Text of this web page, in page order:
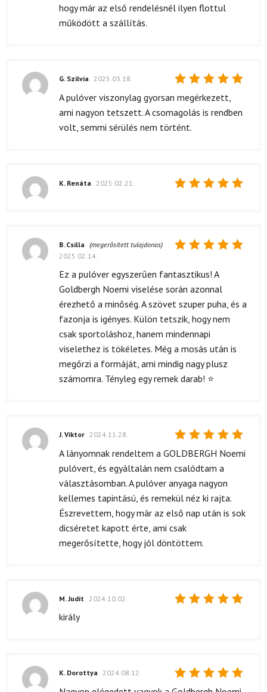
hogy már az első rendelésnél ilyen flottul
működött a szállítás.
Értékelés:
/ 5
G. Szilvia 2025.03.18.
A pulóver viszonylag gyorsan megérkezett,
ami nagyon tetszett. A csomagolás is rendben
volt, semmi sérülés nem történt.
K. Renáta 2025.02.21.
5/ 5
B. Csilla (megerősített tulajdonos)
2025.02.14.
Ez a pulóver egyszerűen fantasztikus! A
Goldbergh Noemi viselése során azonnal
érezhető a minőség. A szövet szuper puha, és a
fazonja is igényes. Külön tetszik, hogy nem
csak sportoláshoz, hanem mindennapi
viselethez is tökéletes. Még a mosás után is
megőrzi a formáját, ami mindig nagy plusz
számomra. Tényleg egy remek darab! ⭐
Értékelés:
J. Viktor 2024.11.28.
A lányomnak rendeltem a GOLDBERGH Noemi
pulóvert, és egyáltalán nem csalódtam a
választásomban. A pulóver anyaga nagyon
kellemes tapintású, és remekül néz ki rajta.
Észrevettem, hogy már az első nap után is sok
dicséretet kapott érte, ami csak
megerősítette, hogy jól döntöttem.
M. Judit 2024.10.02.
király
Értékelés:
K. Dorottya 2024.08.12.